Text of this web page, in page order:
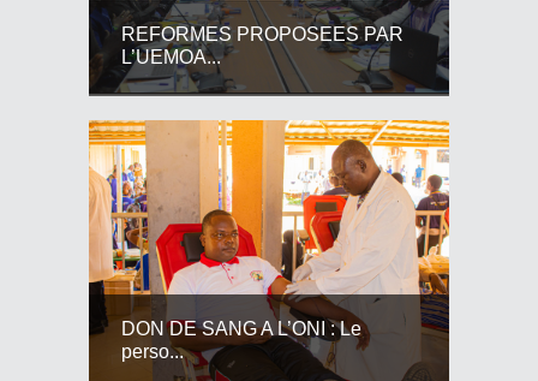
REFORMES PROPOSEES PAR
L’UEMOA...
DON DE SANG A L’ONI : Le
perso...